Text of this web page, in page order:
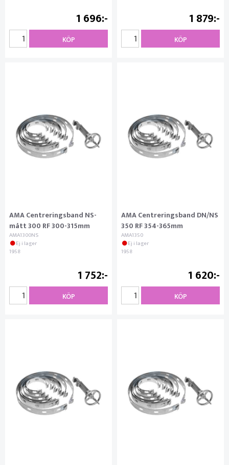
1 696
KÖP
1 879
KÖP
AMA Centreringsband NS-
mått 300 RF 300-315mm
AMA1300NS
Ej i lager
1958
1 752
KÖP
AMA Centreringsband DN/NS
350 RF 354-365mm
AMA1350
Ej i lager
1958
1 620
KÖP